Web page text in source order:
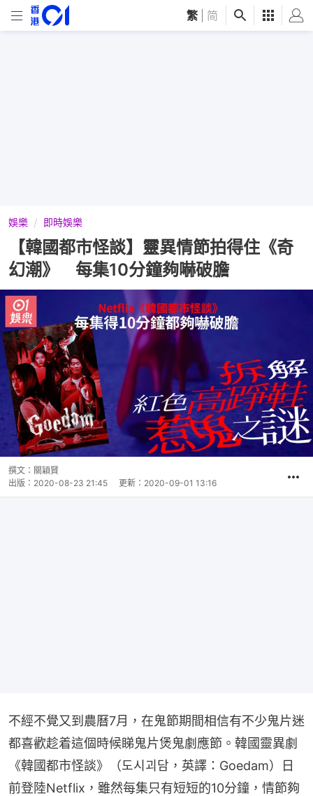
繁 简
娛樂 即時娛樂
【韓國都市怪談】靈異情節拍得住《奇
幻潮》 每集10分鐘夠嚇破膽
撰文： 關穎賢
出版： 2020-08-23 21:45 更新： 2020-09-01 13:16
不經不覺又到農曆7月，在鬼節期間相信有不少鬼片迷
都喜歡趁着這個時候睇鬼片煲鬼劇應節。韓國靈異劇
《韓國都市怪談》（도시괴담，英譯：Goedam）日
前登陸Netflix，雖然每集只有短短的10分鐘，情節夠